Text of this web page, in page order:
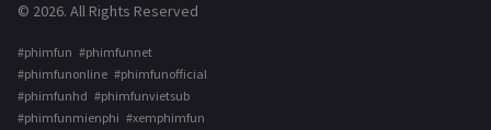
© 2026. All Rights Reserved
#phimfun #phimfunnet
#phimfunonline #phimfunofficial
#phimfunhd #phimfunvietsub
#phimfunmienphi #xemphimfun